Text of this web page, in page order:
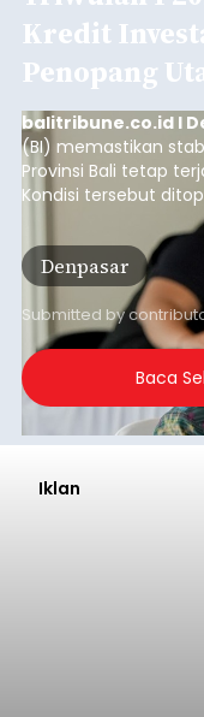
Kredit
Penopang
balitribune.co.id I
(BI) memastikan
Provinsi Bali tetap
Kondisi tersebut
penyaluran kredit
pada sektor-sektor
daerah, dengan
terkendali.
Denpasar
Submitted by
Baca
Iklan